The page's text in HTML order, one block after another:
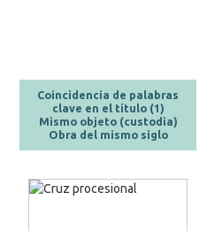
Coincidencia de palabras
clave en el título (1)
Mismo objeto (custodia)
Obra del mismo siglo